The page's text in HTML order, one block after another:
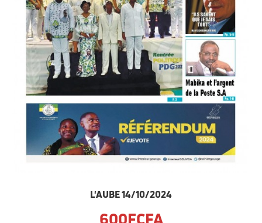
L'AUBE 14/10/2024